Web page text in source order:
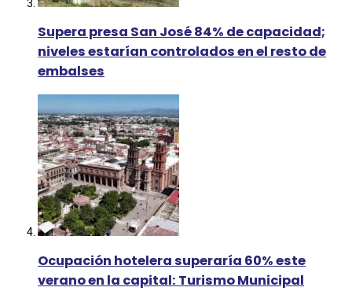
Supera presa San José 84% de capacidad;
niveles estarían controlados en el resto de
embalses
Ocupación hotelera superaría 60% este
verano en la capital: Turismo Municipal